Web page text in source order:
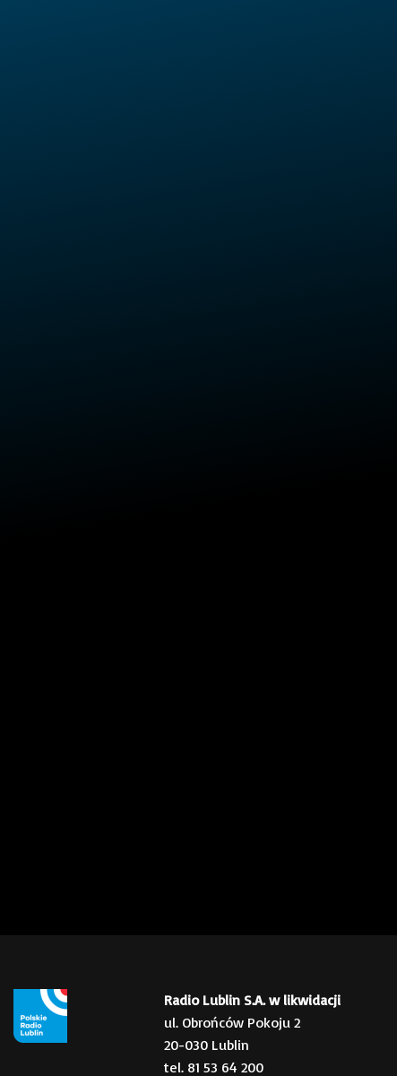
Radio Lublin S.A. w likwidacji
ul. Obrońców Pokoju 2
20-030 Lublin
tel. 81 53 64 200